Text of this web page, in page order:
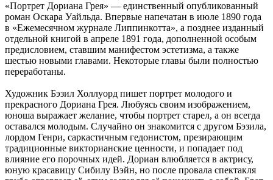
«Портрет Дориана Грея» — единственный опубликованный
роман Оскара Уайльда. Впервые напечатан в июле 1890 года
в «Ежемесячном журнале Липпинкотта», а позднее изданный
отдельной книгой в апреле 1891 года, дополненной особым
предисловием, ставшим манифестом эстетизма, а также
шестью новыми главами. Некоторые главы были полностью
переработаны.
Художник Бэзил Холлуорд пишет портрет молодого и
прекрасного Дориана Грея. Любуясь своим изображением,
юноша выражает желание, чтобы портрет старел, а он всегда
оставался молодым. Случайно он знакомится с другом Бэзила,
лордом Генри, саркастичным гедонистом, презирающим
традиционные викторианские ценности, и попадает под
влияние его порочных идей. Дориан влюбляется в актрису,
юную красавицу Сибилу Вэйн, но после провала спектакля